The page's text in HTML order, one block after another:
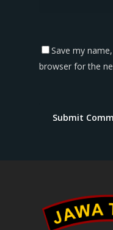
Save my
browser for the